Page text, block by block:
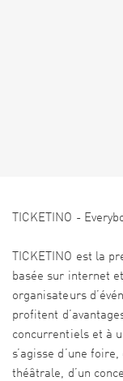
TICKETINO -
TICKETINO est la
basée sur internet
organisateurs
profitent
concurrentiels et à
s’agisse d’une
théâtrale, d’un